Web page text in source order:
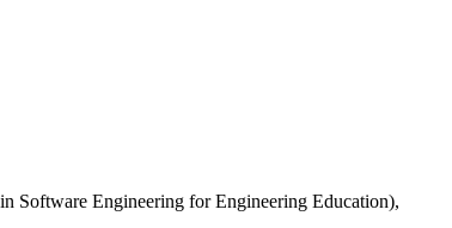
Software Engineering for Engineering Education),